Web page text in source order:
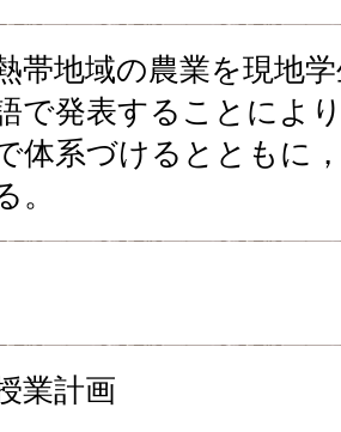
帯地域の農業を現地
で発表することによ
体系づけるとともに
。
業計画